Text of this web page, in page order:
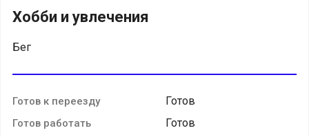
Хобби и увлечения
Бег
Готов к переезду Готов
Готов работать Готов